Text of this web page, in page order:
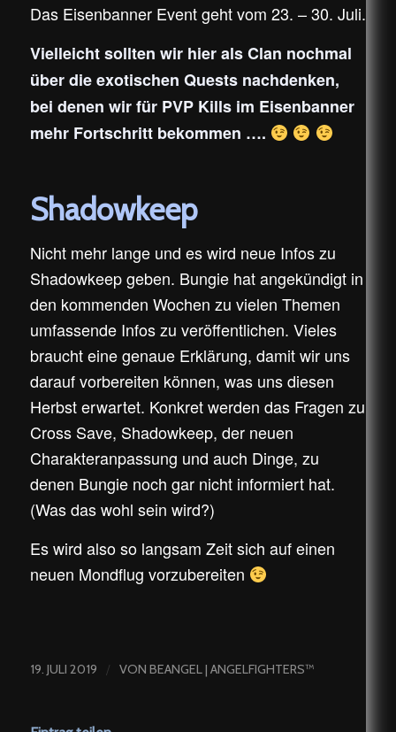
Das Eisenbanner Event geht vom 23. – 30. Juli.
Vielleicht sollten wir hier als Clan nochmal
über die exotischen Quests nachdenken,
bei denen wir für PVP Kills im Eisenbanner
mehr Fortschritt bekommen ….
Shadowkeep
Nicht mehr lange und es wird neue Infos zu
Shadowkeep geben. Bungie hat angekündigt in
den kommenden Wochen zu vielen Themen
umfassende Infos zu veröffentlichen. Vieles
braucht eine genaue Erklärung, damit wir uns
darauf vorbereiten können, was uns diesen
Herbst erwartet. Konkret werden das Fragen zu
Cross Save, Shadowkeep, der neuen
Charakteranpassung und auch Dinge, zu
denen Bungie noch gar nicht informiert hat.
(Was das wohl sein wird?)
Es wird also so langsam Zeit sich auf einen
neuen Mondflug vorzubereiten
19. JULI 2019 / VON BEANGEL | ANGELFIGHTERS™